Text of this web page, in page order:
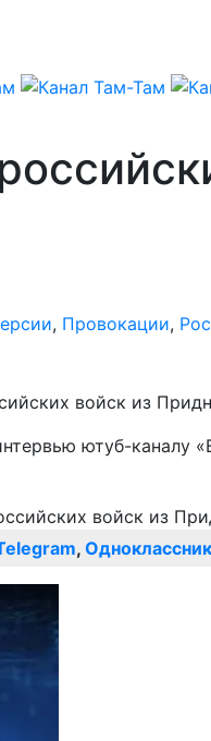
, Провокации,
войск из
ютуб-каналу
,